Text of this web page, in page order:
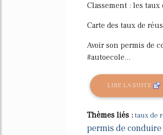
Classement : les
Carte des taux de
Avoir son permis de
#autoecole...
LIRE LA SUITE
Thèmes liés :taux de
permis de conduire